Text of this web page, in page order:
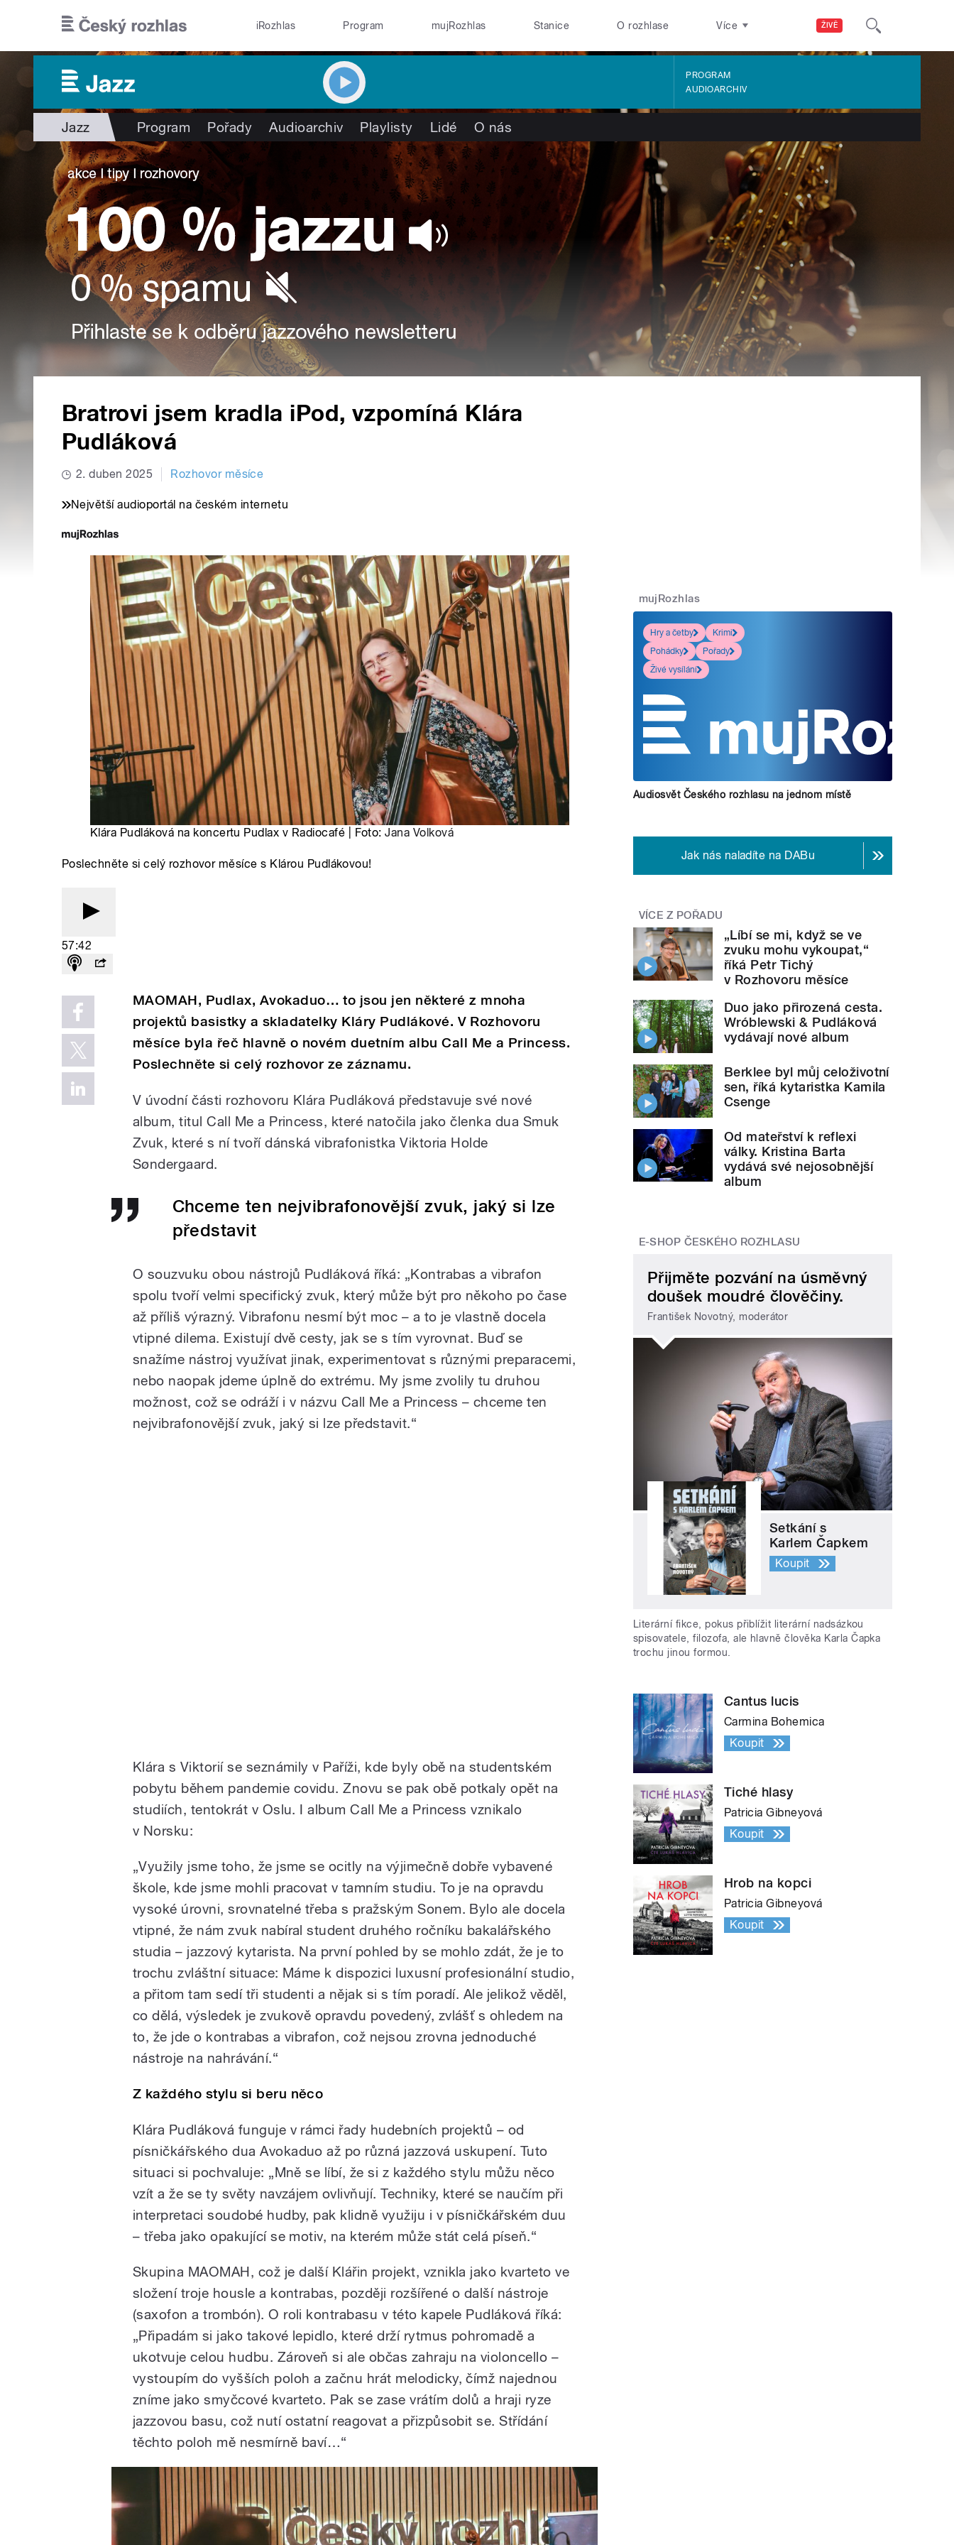
ŽIVĚ
iRozhlas Program mujRozhlas Stanice O rozhlase Více
PROGRAM
AUDIOARCHIV
Jazz Program Pořady Audioarchiv Playlisty Lidé O nás
Bratrovi jsem kradla iPod, vzpomíná Klára
Pudláková
2. duben 2025 Rozhovor měsíce
Největší audioportál na českém internetu
Klára Pudláková na koncertu Pudlax v Radiocafé | Foto:Jana Volková
Poslechněte si celý rozhovor měsíce s Klárou Pudlákovou!
57:42
MAOMAH, Pudlax, Avokaduo… to jsou jen některé z mnoha
projektů basistky a skladatelky Kláry Pudlákové. V Rozhovoru
měsíce byla řeč hlavně o novém duetním albu Call Me a Princess.
Poslechněte si celý rozhovor ze záznamu.
V úvodní části rozhovoru Klára Pudláková představuje své nové
album, titul Call Me a Princess, které natočila jako členka dua Smuk
Zvuk, které s ní tvoří dánská vibrafonistka Viktoria Holde
Søndergaard.
Chceme ten nejvibrafonovější zvuk, jaký si lze
představit
O souzvuku obou nástrojů Pudláková říká: „Kontrabas a vibrafon
spolu tvoří velmi specifický zvuk, který může být pro někoho po čase
až příliš výrazný. Vibrafonu nesmí být moc – a to je vlastně docela
vtipné dilema. Existují dvě cesty, jak se s tím vyrovnat. Buď se
snažíme nástroj využívat jinak, experimentovat s různými preparacemi,
nebo naopak jdeme úplně do extrému. My jsme zvolily tu druhou
možnost, což se odráží i v názvu Call Me a Princess – chceme ten
nejvibrafonovější zvuk, jaký si lze představit.“
Klára s Viktorií se seznámily v Paříži, kde byly obě na studentském
pobytu během pandemie covidu. Znovu se pak obě potkaly opět na
studiích, tentokrát v Oslu. I album Call Me a Princess vznikalo
v Norsku:
„Využily jsme toho, že jsme se ocitly na výjimečně dobře vybavené
škole, kde jsme mohli pracovat v tamním studiu. To je na opravdu
vysoké úrovni, srovnatelné třeba s pražským Sonem. Bylo ale docela
vtipné, že nám zvuk nabíral student druhého ročníku bakalářského
studia – jazzový kytarista. Na první pohled by se mohlo zdát, že je to
trochu zvláštní situace: Máme k dispozici luxusní profesionální studio,
a přitom tam sedí tři studenti a nějak si s tím poradí. Ale jelikož věděl,
co dělá, výsledek je zvukově opravdu povedený, zvlášť s ohledem na
to, že jde o kontrabas a vibrafon, což nejsou zrovna jednoduché
nástroje na nahrávání.“
Z každého stylu si beru něco
Klára Pudláková funguje v rámci řady hudebních projektů – od
písničkářského dua Avokaduo až po různá jazzová uskupení. Tuto
situaci si pochvaluje: „Mně se líbí, že si z každého stylu můžu něco
vzít a že se ty světy navzájem ovlivňují. Techniky, které se naučím při
interpretaci soudobé hudby, pak klidně využiju i v písničkářském duu
– třeba jako opakující se motiv, na kterém může stát celá píseň.“
Skupina MAOMAH, což je další Klářin projekt, vznikla jako kvarteto ve
složení troje housle a kontrabas, později rozšířené o další nástroje
(saxofon a trombón). O roli kontrabasu v této kapele Pudláková říká:
„Připadám si jako takové lepidlo, které drží rytmus pohromadě a
ukotvuje celou hudbu. Zároveň si ale občas zahraju na violoncello –
vystoupím do vyšších poloh a začnu hrát melodicky, čímž najednou
zníme jako smyčcové kvarteto. Pak se zase vrátím dolů a hraji ryze
jazzovou basu, což nutí ostatní reagovat a přizpůsobit se. Střídání
těchto poloh mě nesmírně baví…“
mujRozhlas
Hry a četby
Krimi
Pohádky
Pořady
Živé vysílání
Audiosvět Českého rozhlasu na jednom místě
Jak nás naladíte na DABu
VÍCE Z POŘADU
„Líbí se mi, když se ve
zvuku mohu vykoupat,“
říká Petr Tichý
v Rozhovoru měsíce
Duo jako přirozená cesta.
Wróblewski & Pudláková
vydávají nové album
Berklee byl můj celoživotní
sen, říká kytaristka Kamila
Csenge
Od mateřství k reflexi
války. Kristina Barta
vydává své nejosobnější
album
E-SHOP ČESKÉHO ROZHLASU
Přijměte pozvání na úsměvný
doušek moudré člověčiny.
František Novotný, moderátor
Setkání s
Karlem Čapkem
Koupit
Literární fikce, pokus přiblížit literární nadsázkou
spisovatele, filozofa, ale hlavně člověka Karla Čapka
trochu jinou formou.
Cantus lucis
Carmina Bohemica
Koupit
Tiché hlasy
Patricia Gibneyová
Koupit
Hrob na kopci
Patricia Gibneyová
Koupit